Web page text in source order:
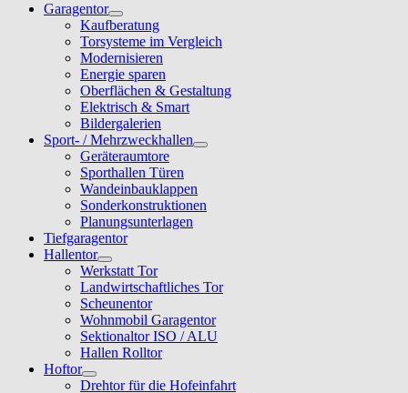
Garagentor
Kaufberatung
Torsysteme im Vergleich
Modernisieren
Energie sparen
Oberflächen & Gestaltung
Elektrisch & Smart
Bildergalerien
Sport- / Mehrzweckhallen
Geräteraumtore
Sporthallen Türen
Wandeinbauklappen
Sonderkonstruktionen
Planungsunterlagen
Tiefgaragentor
Hallentor
Werkstatt Tor
Landwirtschaftliches Tor
Scheunentor
Wohnmobil Garagentor
Sektionaltor ISO / ALU
Hallen Rolltor
Hoftor
Drehtor für die Hofeinfahrt